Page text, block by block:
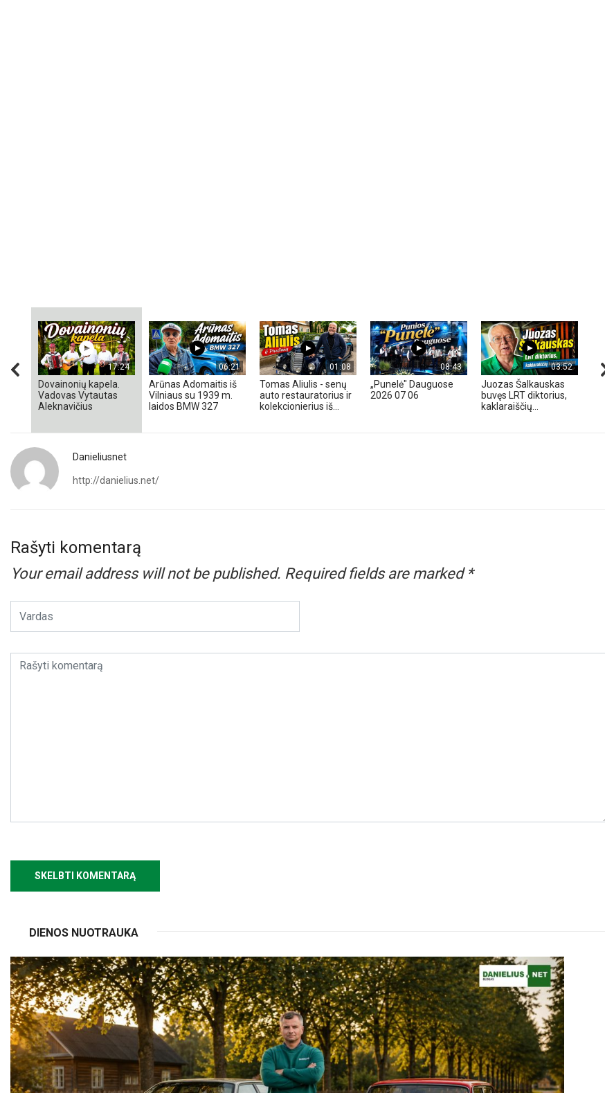
17:24
Dovainonių kapela.
Vadovas Vytautas
Aleknavičius
06:21
Arūnas Adomaitis iš
Vilniaus su 1939 m.
laidos BMW 327
01:08
Tomas Aliulis - senų
auto restauratorius ir
kolekcionierius iš...
08:43
„Punelė" Dauguose
2026 07 06
03:52
Juozas Šalkauskas
buvęs LRT diktorius,
kaklaraiščių...
Danieliusnet
http://danielius.net/
Rašyti komentarą
Your email address will not be published. Required fields are marked *
DIENOS NUOTRAUKA